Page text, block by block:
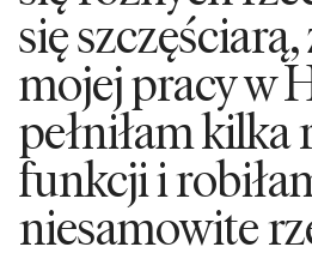
się
mojej pracy w
pełniłam
funkcji i
niesamowite